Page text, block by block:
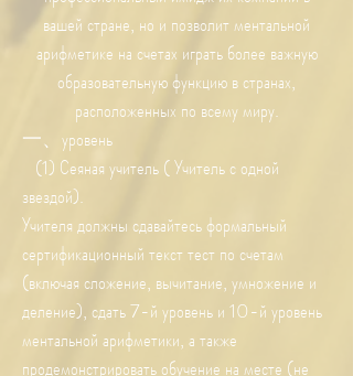
вашей стране, но и позволит ментальной
арифметике на счетах играть более важную
образовательную функцию в странах,
расположенных по всему миру.
一、уровень
(1) Сеяная учитель ( Учитель с одной
звездой).
Учителя должны сдавайтесь формальный
сертификационный текст тест по счетам
(включая сложение, вычитание, умножение и
деление), сдать 7-й уровень и 10-й уровень
ментальной арифметики, а также
продемонстрировать обучение на месте (не